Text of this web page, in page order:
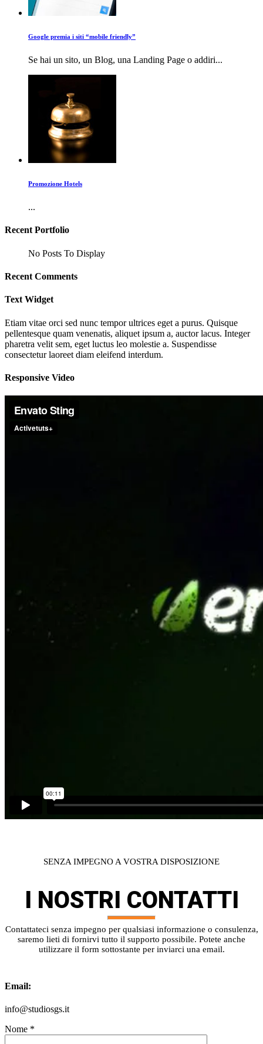
Google premia i siti “mobile friendly”
Se hai un sito, un Blog, una Landing Page o addiri...
Promozione Hotels
...
Recent Portfolio
No Posts To Display
Recent Comments
Text Widget
Etiam vitae orci sed nunc tempor ultrices eget a purus. Quisque
pellentesque quam venenatis, aliquet ipsum a, auctor lacus. Integer
pharetra velit sem, eget luctus leo molestie a. Suspendisse
consectetur laoreet diam eleifend interdum.
Responsive Video
SENZA IMPEGNO A VOSTRA DISPOSIZIONE
I NOSTRI CONTATTI
Contattateci senza impegno per qualsiasi informazione o consulenza,
saremo lieti di fornirvi tutto il supporto possibile. Potete anche
utilizzare il form sottostante per inviarci una email.
Email:
info@studiosgs.it
Nome *